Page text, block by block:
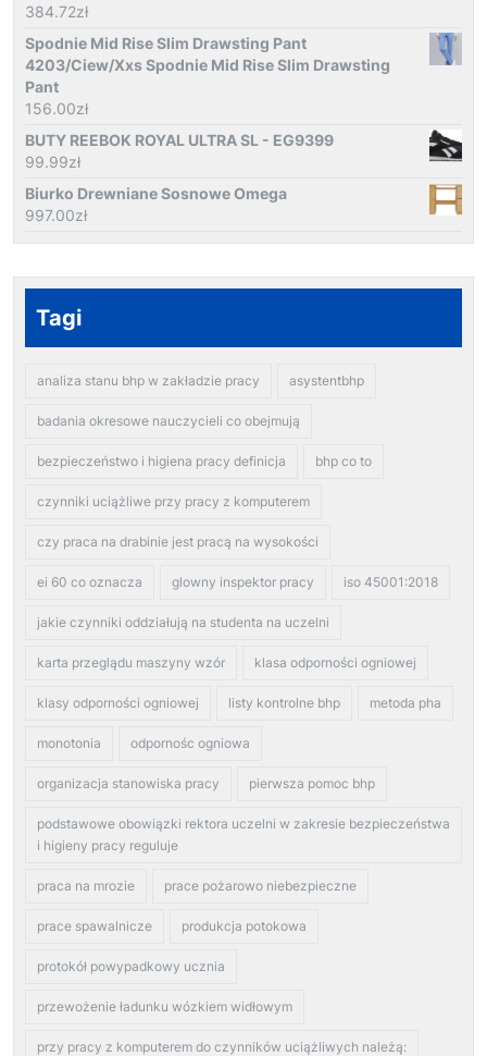
384.72zł
Spodnie Mid Rise Slim Drawsting Pant
4203/Ciew/Xxs Spodnie Mid Rise Slim Drawsting
Pant
156.00zł
BUTY REEBOK ROYAL ULTRA SL - EG9399
99.99zł
Biurko Drewniane Sosnowe Omega
997.00zł
Tagi
analiza stanu bhp w zakładzie pracy asystentbhp
badania okresowe nauczycieli co obejmują
bezpieczeństwo i higiena pracy definicja bhp co to
czynniki uciążliwe przy pracy z komputerem
czy praca na drabinie jest pracą na wysokości
ei 60 co oznacza glowny inspektor pracy iso 45001:2018
jakie czynniki oddziałują na studenta na uczelni
karta przeglądu maszyny wzór klasa odporności ogniowej
klasy odporności ogniowej listy kontrolne bhp metoda pha
monotonia odpornośc ogniowa
organizacja stanowiska pracy pierwsza pomoc bhp
podstawowe obowiązki rektora uczelni w zakresie bezpieczeństwa
i higieny pracy reguluje
praca na mrozie prace pożarowo niebezpieczne
prace spawalnicze produkcja potokowa
protokół powypadkowy ucznia
przewożenie ładunku wózkiem widłowym
przy pracy z komputerem do czynników uciążliwych należą: